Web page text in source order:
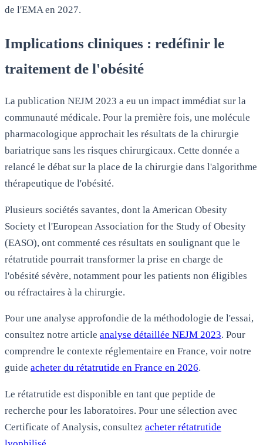
de l'EMA en 2027.
Implications cliniques : redéfinir le
traitement de l'obésité
La publication NEJM 2023 a eu un impact immédiat sur la
communauté médicale. Pour la première fois, une molécule
pharmacologique approchait les résultats de la chirurgie
bariatrique sans les risques chirurgicaux. Cette donnée a
relancé le débat sur la place de la chirurgie dans l'algorithme
thérapeutique de l'obésité.
Plusieurs sociétés savantes, dont la American Obesity
Society et l'European Association for the Study of Obesity
(EASO), ont commenté ces résultats en soulignant que le
rétatrutide pourrait transformer la prise en charge de
l'obésité sévère, notamment pour les patients non éligibles
ou réfractaires à la chirurgie.
Pour une analyse approfondie de la méthodologie de l'essai,
consultez notre article analyse détaillée NEJM 2023. Pour
comprendre le contexte réglementaire en France, voir notre
guide acheter du rétatrutide en France en 2026.
Le rétatrutide est disponible en tant que peptide de
recherche pour les laboratoires. Pour une sélection avec
Certificate of Analysis, consultez acheter rétatrutide